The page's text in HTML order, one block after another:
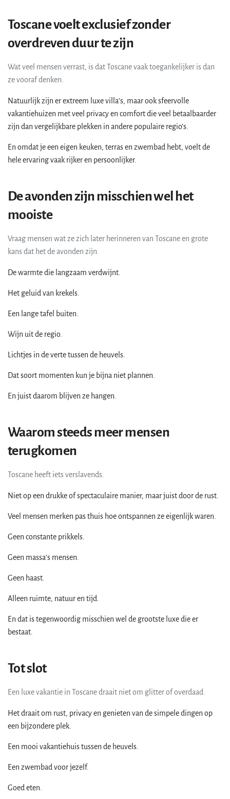
Toscane voelt exclusief zonder
overdreven duur te zijn
Wat veel mensen verrast, is dat Toscane vaak toegankelijker is dan
ze vooraf denken.
Natuurlijk zijn er extreem luxe villa’s, maar ook sfeervolle
vakantiehuizen met veel privacy en comfort die veel betaalbaarder
zijn dan vergelijkbare plekken in andere populaire regio’s.
En omdat je een eigen keuken, terras en zwembad hebt, voelt de
hele ervaring vaak rijker en persoonlijker.
De avonden zijn misschien wel het
mooiste
Vraag mensen wat ze zich later herinneren van Toscane en grote
kans dat het de avonden zijn.
De warmte die langzaam verdwijnt.
Het geluid van krekels.
Een lange tafel buiten.
Wijn uit de regio.
Lichtjes in de verte tussen de heuvels.
Dat soort momenten kun je bijna niet plannen.
En juist daarom blijven ze hangen.
Waarom steeds meer mensen
terugkomen
Toscane heeft iets verslavends.
Niet op een drukke of spectaculaire manier, maar juist door de rust.
Veel mensen merken pas thuis hoe ontspannen ze eigenlijk waren.
Geen constante prikkels.
Geen massa’s mensen.
Geen haast.
Alleen ruimte, natuur en tijd.
En dat is tegenwoordig misschien wel de grootste luxe die er
bestaat.
Tot slot
Een luxe vakantie in Toscane draait niet om glitter of overdaad.
Het draait om rust, privacy en genieten van de simpele dingen op
een bijzondere plek.
Een mooi vakantiehuis tussen de heuvels.
Een zwembad voor jezelf.
Goed eten.